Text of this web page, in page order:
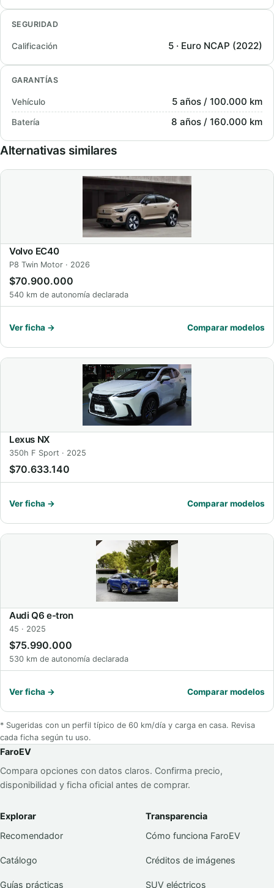
SEGURIDAD
Calificación 5 · Euro NCAP (2022)
GARANTÍAS
Vehículo 5 años / 100.000 km
Batería 8 años / 160.000 km
Alternativas similares
Volvo EC40
P8 Twin Motor · 2026
$70.900.000
540 km de autonomía declarada
Ver ficha → Comparar modelos
Lexus NX
350h F Sport · 2025
$70.633.140
Ver ficha → Comparar modelos
Audi Q6 e-tron
45 · 2025
$75.990.000
530 km de autonomía declarada
Ver ficha → Comparar modelos
* Sugeridas con un perfil típico de 60 km/día y carga en casa. Revisa
cada ficha según tu uso.
FaroEV
Compara opciones con datos claros. Confirma precio,
disponibilidad y ficha oficial antes de comprar.
Explorar
Recomendador
Catálogo
Guías prácticas
Transparencia
Cómo funciona FaroEV
Créditos de imágenes
SUV eléctricos